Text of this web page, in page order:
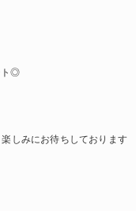
ト◎
しみにお待ちしております